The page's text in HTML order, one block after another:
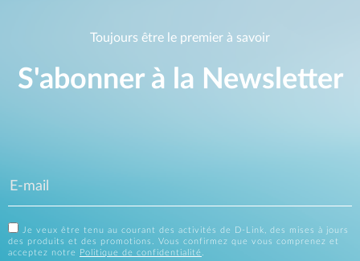
Toujours être le premier à savoir
S'abonner à la Newsletter
Je veux être tenu au courant des activités de D-Link, des mises à jours
des produits et des promotions. Vous confirmez que vous comprenez et
acceptez notre
Politique de confidentialité.